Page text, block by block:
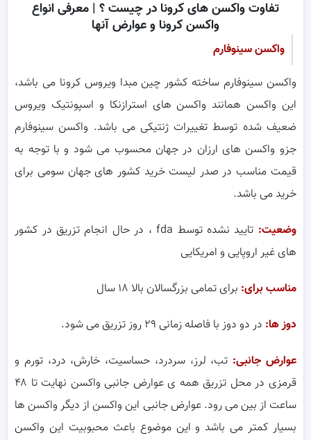
تفاوت واکسن های کرونا در چیست ؟ | معرفی انواع
واکسن کرونا و عوارض آنها
واکسن سینوفارم
واکسن سینوفارم ساخته کشور چین مبدا ویروس کرونا می باشد،
این واکسن همانند واکسن های استرازنکا و اسپونتیک ویروس
ضعیف شده توسط تغییرات ژنتیکی می باشد. واکسن سینوفارم
جزو واکسن های ارزان در جهان محسوب می شود و با توجه به
قیمت مناسب در صدر لیست خرید کشور های جهان سومی برای
خرید می باشد.
وضعیت:
تایید نشده توسط fda ، در حال انجام تزریق در کشور
های غیر اروپایی و امریکایی
مناسب برای: برای تمامی بزرگسالان بالا ۱۸ سال
دوز ها: در دو دوز با فاصله زمانی ۲۹ روز تزریق می شود.
عوارض جانبی: تب، لرز، سردرد، حساسیت، خارش، درد، تورم و
قرمزی در محل تزریق همه ی عوارض جانبی واکسن نهایت تا ۴۸
ساعت از بین می رود. عوارض جانبی این واکسن از دیگر واکسن ها
بسیار کمتر می باشد و این موضوع باعث محبوبیت این واکسن